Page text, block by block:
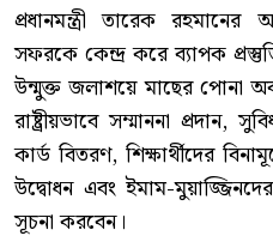
প্রধানমন্ত্রী তারেক
সফরকে কেন্দ্র করে ব্যাপক
উন্মুক্ত জলাশয়ে মাছের পোনা
রাষ্ট্রীয়ভাবে সম্মাননা প্রদান,
কার্ড বিতরণ, শিক্ষার্থীদের
উদ্বোধন এবং ইমাম-মুয়াজ্জিনদের
সূচনা করবেন।